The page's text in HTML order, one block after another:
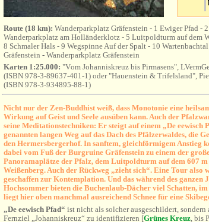
Route (18 km): Wanderparkplatz Gräfenstein - 1 Ewiger Pfad -
Wanderparkplatz am Holländerklotz - 5 Luitpoldturm auf dem
8 Schmaler Hals - 9 Wegspinne Auf der Spalt - 10
Gräfenstein - Wanderparkplatz Gräfenstein
Karten 1:25.000: "Vom Johanniskreuz bis Pirmasens",
(ISBN 978-3-89637-401-1) oder "Hauenstein & Trifelsland",
(ISBN 978-3-934895-88-1)
Nicht nur der Zen-Buddhist weiß, dass Monotonie eine
Wirkung auf Geist und Seele ausüben kann. Auch der
seine Meditationstechniken: Er steigt auf einem „De eewisch
genannten langen Weg auf das Dach des Pfälzerwaldes, die
den Hermersbergerhof. In sanftem, gleichförmigem Anstieg
dabei vom Fuß der Burgruine Gräfenstein zu einem der
Panoramaplätze der Pfalz, dem Luitpoldturm auf dem 607 m
Weißenberg. Auch der Rückweg „zieht sich“. Eine Tour also
geschaffen zur Kontemplation. Und das während des ganzen
Hochsommer bieten die Buchenlaub-Dächer viel Schatten,
liegt hier oben manchmal ausreichend Schnee für eine
„De eewisch Pfad“ ist nicht als solcher ausgeschildert, sondern
Fernziel „Johanniskreuz“ zu identifizieren [Grünes Kreuz, bis